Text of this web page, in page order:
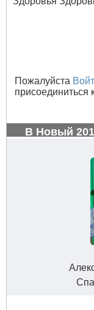
Пожалуйста
присоединиться
В Новый